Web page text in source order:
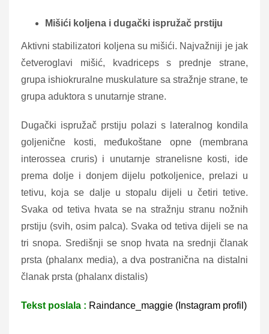
Mišići koljena i dugački ispružač prstiju
Aktivni stabilizatori koljena su mišići. Najvažniji je jak
četveroglavi mišić, kvadriceps s prednje strane,
grupa ishiokruralne muskulature sa stražnje strane, te
grupa aduktora s unutarnje strane.
Dugački ispružač prstiju polazi s lateralnog kondila
goljenične kosti, međukoštane opne (membrana
interossea cruris) i unutarnje stranelisne kosti, ide
prema dolje i donjem dijelu potkoljenice, prelazi u
tetivu, koja se dalje u stopalu dijeli u četiri tetive.
Svaka od tetiva hvata se na stražnju stranu nožnih
prstiju (svih, osim palca). Svaka od tetiva dijeli se na
tri snopa. Središnji se snop hvata na srednji članak
prsta (phalanx media), a dva postranična na distalni
članak prsta (phalanx distalis)
Tekst poslala : Raindance_maggie (Instagram profil)